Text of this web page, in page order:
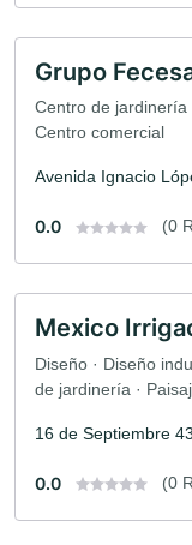
Grupo
Centro de jardinería
Centro comercial
Avenida Ignacio
0.0 (0
Mexico
Diseño · Diseño
de jardinería ·
16 de Septiembre
0.0 (0